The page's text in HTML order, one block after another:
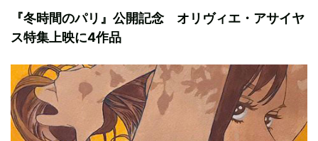
『冬時間のパリ』公開記念 オリヴィエ・アサイヤ
ス特集上映に4作品